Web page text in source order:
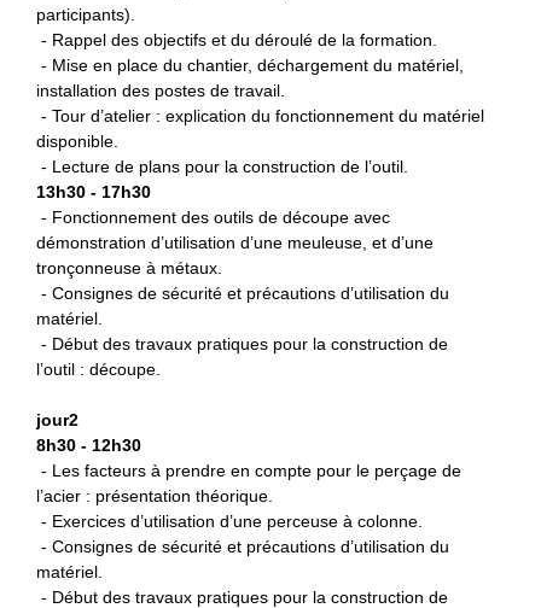
participants).
- Rappel des objectifs et du déroulé de la formation.
- Mise en place du chantier, déchargement du matériel,
installation des postes de travail.
- Tour d’atelier : explication du fonctionnement du matériel
disponible.
- Lecture de plans pour la construction de l’outil.
13h30 - 17h30
- Fonctionnement des outils de découpe avec
démonstration d’utilisation d’une meuleuse, et d’une
tronçonneuse à métaux.
- Consignes de sécurité et précautions d’utilisation du
matériel.
- Début des travaux pratiques pour la construction de
l’outil : découpe.
jour2
8h30 - 12h30
- Les facteurs à prendre en compte pour le perçage de
l’acier : présentation théorique.
- Exercices d’utilisation d’une perceuse à colonne.
- Consignes de sécurité et précautions d’utilisation du
matériel.
- Début des travaux pratiques pour la construction de